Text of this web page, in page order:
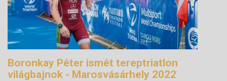
Boronkay Péter ismét tereptriatlon
világbajnok - Marosvásárhely 2022